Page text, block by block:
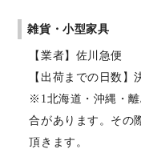
雑貨・小型家具
【業者】佐川急便
【出荷までの日数】
※1北海道・沖縄・
合があります。その
頂きます。